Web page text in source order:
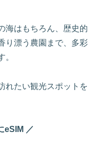
海はもちろん、歴史的
り漂う農園まで、多彩
。
れたい観光スポットを
eSIM ／